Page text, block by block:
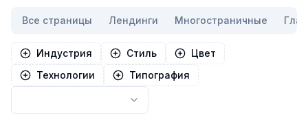
Все страницы Лендинги Многостраничные
Индустрия Стиль
Цвет
Технологии
Типография